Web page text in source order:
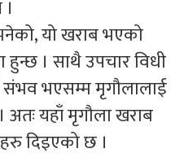
यो खराब भएको
हुन्छ । साथै उपचार विधी
संभव भएसम्म मृगौलालाई
अतः यहाँ मृगौला खराब
दिइएको छ ।